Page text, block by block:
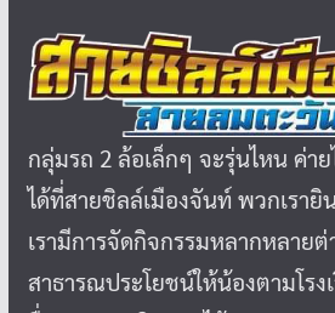
กลุ่มรถ 2 ล้อเล็กๆ จะรุ่นไหน ค่า
ได้ที่สายชิลล์เมืองจันท์ พวกเรา
เรามีการจัดกิจกรรมหลากหลายต่
สาธารณประโยชน์ให้น้องตามโรง